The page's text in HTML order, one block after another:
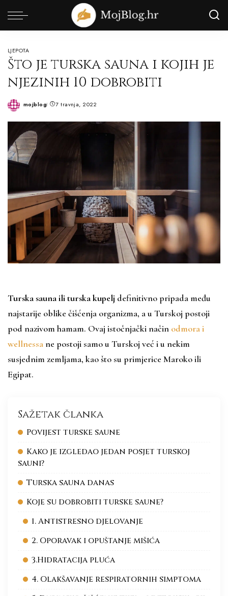
LJEPOTA
Što je turska sauna i kojih je
njezinih 10 dobrobiti
Posted
mojblog 7 travnja, 2022
Turska sauna ili turska kupelj definitivno pripada među
najstarije oblike čišćenja organizma, a u Turskoj postoji
pod nazivom hamam. Ovaj istočnjački način odmora i
wellnessane postoji samo u Turskoj već i u nekim
susjednim zemljama, kao što su primjerice Maroko ili
Egipat.
Sažetak članka
Povijest turske saune
Kako je izgledao jedan posjet turskoj
sauni?
Turska sauna danas
Koje su dobrobiti turske saune?
1. Antistresno djelovanje
2. Oporavak i opuštanje mišića
3.Hidratacija pluća
4. Olakšavanje respiratornih simptoma